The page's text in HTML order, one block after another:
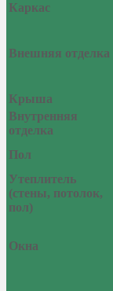
Каркас
Внешняя отделка
Крыша
Внутренняя
отделка
Пол
Утеплитель
(стены, потолок,
пол)
Окна